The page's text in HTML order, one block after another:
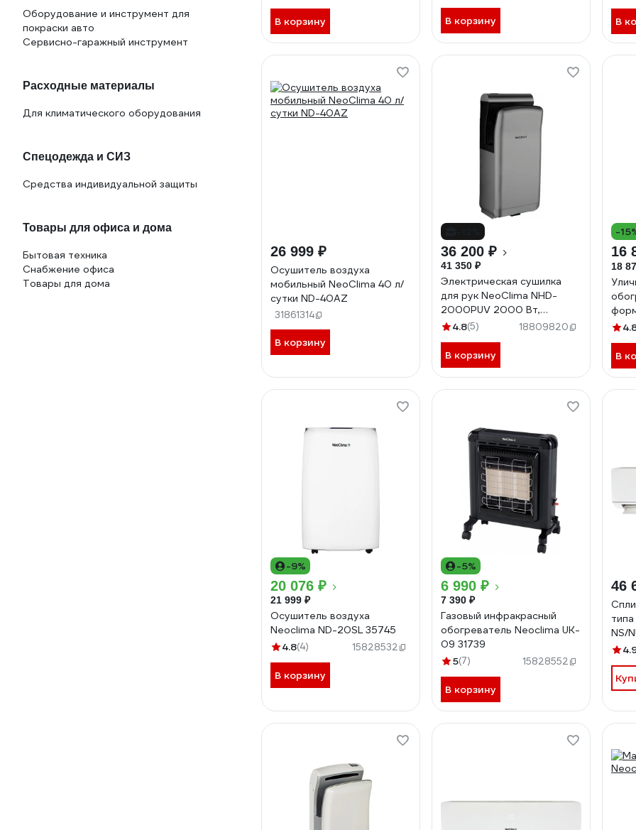
Оборудование и инструмент для
покраски авто
Сервисно-гаражный инструмент
Расходные материалы
Для климатического оборудования
Спецодежда и СИЗ
Средства индивидуальной защиты
Товары для офиса и дома
Бытовая техника
Снабжение офиса
Товары для дома
В корзину В корзину В
26 999 ₽
Осушитель воздуха
мобильный NeoClima 40 л/
сутки ND-40AZ
31861314
В корзину
36 200 ₽
41 350 ₽
Электрическая сушилка
для рук NeoClima NHD-
2000PUV 2000 Вт,
пластиковый корпус, два
холод) 48460
4.8(5) 18809820
В корзину
-
16
18
В
-9%
20 076 ₽
21 999 ₽
Осушитель воздуха
Neoclima ND-20SL 35745
4.8(4) 15828532
В корзину
-5%
6 990 ₽
7 390 ₽
Газовый инфракрасный
обогреватель Neoclima UK-
09 31739
5(7) 15828552
В корзину
46
NS/